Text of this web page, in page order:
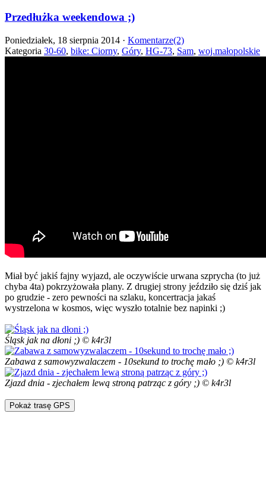
Przedłużka weekendowa ;)
Poniedziałek, 18 sierpnia 2014 · Komentarze(2)
Kategoria 30-60, bike: Ciorny, Góry, HG-73, Sam, woj.małopolskie
Miał być jakiś fajny wyjazd, ale oczywiście urwana szprycha (to już
chyba 4ta) pokrzyżowała plany. Z drugiej strony jeździło się dziś jak
po grudzie - zero pewności na szlaku, koncertracja jakaś
wystrzelona w kosmos, więc wyszło totalnie bez napinki ;)
Śląsk jak na dłoni ;) © k4r3l
Zabawa z samowyzwalaczem - 10sekund to trochę mało ;) © k4r3l
Zjazd dnia - zjechałem lewą stroną patrząc z góry ;) © k4r3l
Pokaż trasę GPS